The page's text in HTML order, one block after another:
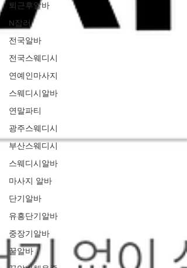
퇴근후알바
N잡러
전국알바
전국스웨디시
연예인마사지
스웨디시알바
연말파티
광주스웨디시
부산스웨디시
스웨디시알바
마사지 알바
단기알바
유흥단기알바
중장기알바
꿀알바